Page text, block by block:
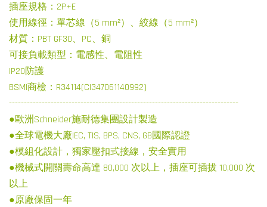
插座規格：2P+E
使用線徑：單芯線（5 mm²）、絞線（5 mm²）
材質：PBT GF30、PC、銅
可接負載類型：電感性、電阻性
IP20防護
BSMI商檢：R34114(CI347061140992)
-----------------------------------------------------------------------------
●歐洲Schneider施耐德集團設計製造
●全球電機大廠IEC, TIS, BPS, CNS, GB國際認證
●模組化設計，獨家壓扣式接線，安全實用
●機械式開關壽命高達 80,000 次以上，插座可插拔 10,000 次
以上
●原廠保固一年